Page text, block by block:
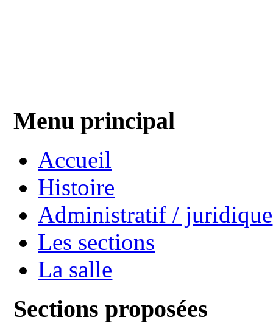
Menu principal
Accueil
Histoire
Administratif / juridique
Les sections
La salle
Sections proposées